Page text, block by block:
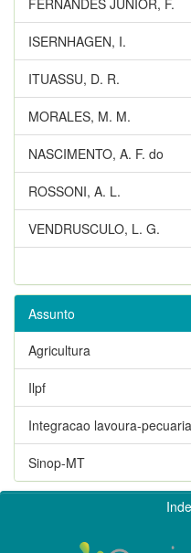
ISERNHAGEN, I.
ITUASSU, D. R.
MORALES, M. M.
NASCIMENTO, A. F. do
ROSSONI, A. L.
VENDRUSCULO, L. G.
Assunto
Agricultura
Ilpf
Integracao lavoura-
Sinop-MT